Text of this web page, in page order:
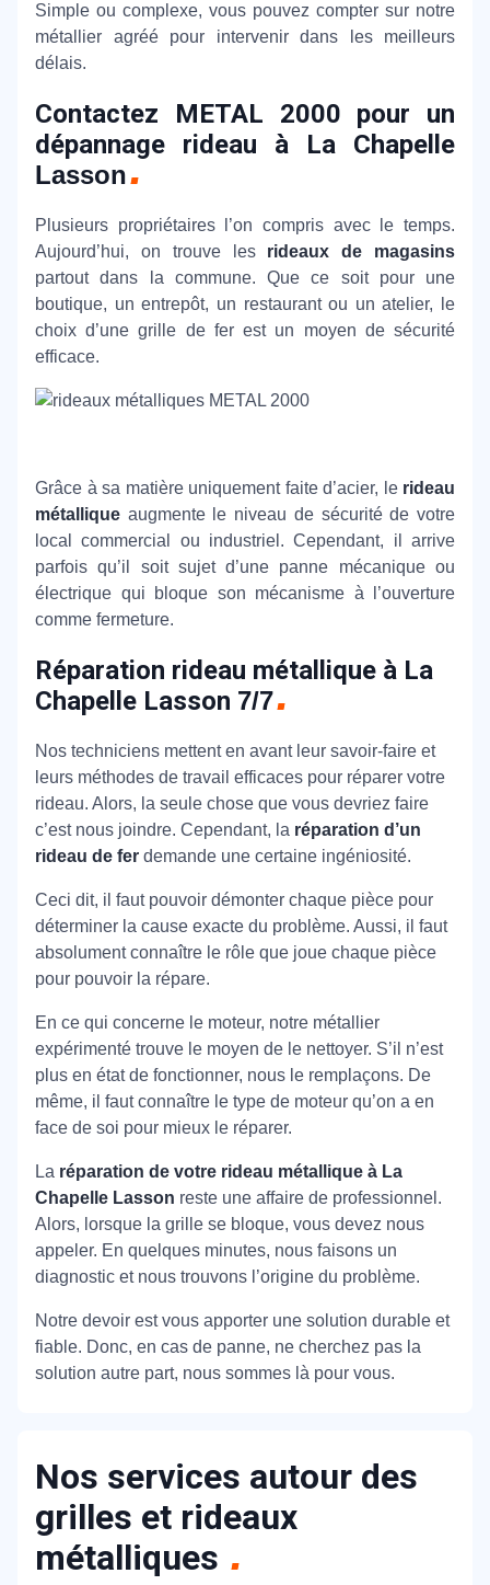
Simple ou complexe, vous pouvez compter sur notre
métallier agréé pour intervenir dans les meilleurs
délais.
Contactez METAL 2000 pour un
dépannage rideau à La Chapelle
Lasson
Plusieurs propriétaires l’on compris avec le temps.
Aujourd’hui, on trouve les rideaux de magasins
partout dans la commune. Que ce soit pour une
boutique, un entrepôt, un restaurant ou un atelier, le
choix d’une grille de fer est un moyen de sécurité
efficace.
Grâce à sa matière uniquement faite d’acier, le rideau
métallique augmente le niveau de sécurité de votre
local commercial ou industriel. Cependant, il arrive
parfois qu’il soit sujet d’une panne mécanique ou
électrique qui bloque son mécanisme à l’ouverture
comme fermeture.
Réparation rideau métallique à La
Chapelle Lasson 7/7
Nos techniciens mettent en avant leur savoir-faire et
leurs méthodes de travail efficaces pour réparer votre
rideau. Alors, la seule chose que vous devriez faire
c’est nous joindre. Cependant, la réparation d’un
rideau de fer demande une certaine ingéniosité.
Ceci dit, il faut pouvoir démonter chaque pièce pour
déterminer la cause exacte du problème. Aussi, il faut
absolument connaître le rôle que joue chaque pièce
pour pouvoir la répare.
En ce qui concerne le moteur, notre métallier
expérimenté trouve le moyen de le nettoyer. S’il n’est
plus en état de fonctionner, nous le remplaçons. De
même, il faut connaître le type de moteur qu’on a en
face de soi pour mieux le réparer.
La réparation de votre rideau métallique à La
Chapelle Lasson reste une affaire de professionnel.
Alors, lorsque la grille se bloque, vous devez nous
appeler. En quelques minutes, nous faisons un
diagnostic et nous trouvons l’origine du problème.
Notre devoir est vous apporter une solution durable et
fiable. Donc, en cas de panne, ne cherchez pas la
solution autre part, nous sommes là pour vous.
Nos services autour des
grilles et rideaux
métalliques